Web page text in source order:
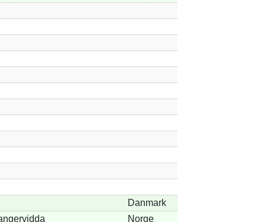
Danmark
Norge